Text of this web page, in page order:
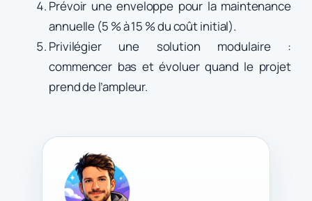
Prévoir une enveloppe pour la maintenance
annuelle (5 % à 15 % du coût initial).
Privilégier une solution modulaire :
commencer bas et évoluer quand le projet
prend de l’ampleur.